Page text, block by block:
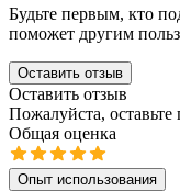
Будьте первым, кто
поможет другим
Оставить отзыв
Оставить отзыв
Пожалуйста,
Общая оценка
Опыт использования